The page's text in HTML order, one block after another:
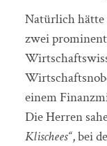
Natürlich hätte
zwei
einem
Die Herren
Klischees“, bei